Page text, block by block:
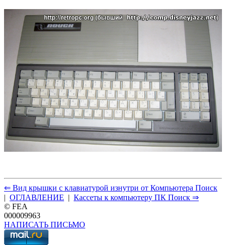
⇐ Вид крышки с клавиатурой изнутри от Компьютера Поиск
| ОГЛАВЛЕНИЕ | Кассеты к компьютеру ПК Поиск ⇒
© FEA
000009963
НАПИСАТЬ ПИСЬМО